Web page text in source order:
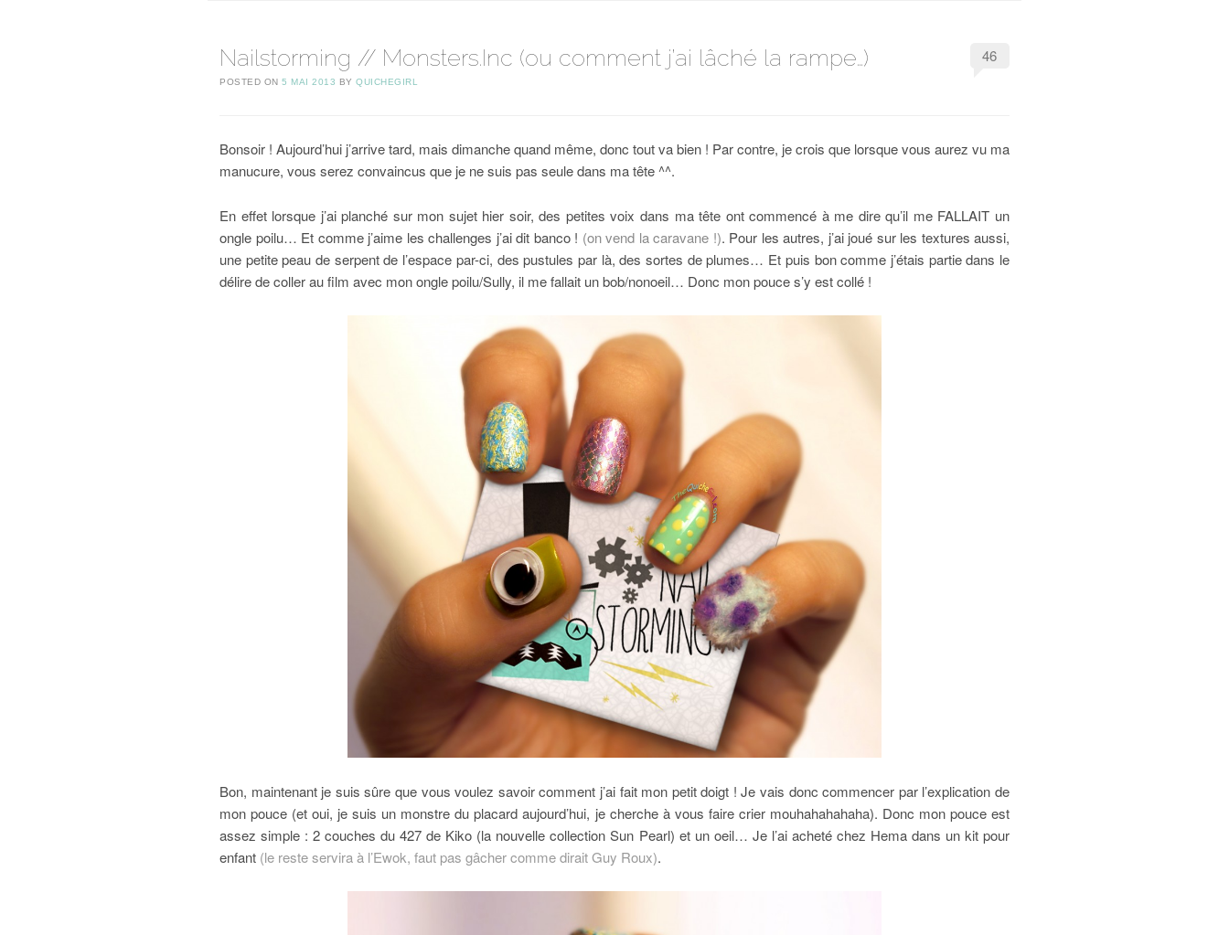
Nailstorming // Monsters.Inc (ou comment j’ai lâché la rampe…)
POSTED ON 5 MAI 2013 BY QUICHEGIRL
46
Bonsoir ! Aujourd’hui j’arrive tard, mais dimanche quand même, donc tout va bien ! Par contre, je crois que lorsque vous aurez vu ma
manucure, vous serez convaincus que je ne suis pas seule dans ma tête ^^.
En effet lorsque j’ai planché sur mon sujet hier soir, des petites voix dans ma tête ont commencé à me dire qu’il me FALLAIT un
ongle poilu… Et comme j’aime les challenges j’ai dit banco ! (on vend la caravane !). Pour les autres, j’ai joué sur les textures aussi,
une petite peau de serpent de l’espace par-ci, des pustules par là, des sortes de plumes… Et puis bon comme j’étais partie dans le
délire de coller au film avec mon ongle poilu/Sully, il me fallait un bob/nonoeil… Donc mon pouce s’y est collé !
Bon, maintenant je suis sûre que vous voulez savoir comment j’ai fait mon petit doigt ! Je vais donc commencer par l’explication de
mon pouce (et oui, je suis un monstre du placard aujourd’hui, je cherche à vous faire crier mouhahahahaha). Donc mon pouce est
assez simple : 2 couches du 427 de Kiko (la nouvelle collection Sun Pearl) et un oeil… Je l’ai acheté chez Hema dans un kit pour
enfant (le reste servira à l’Ewok, faut pas gâcher comme dirait Guy Roux).